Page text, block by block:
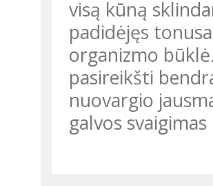
visą kūną
padidėjęs
organizmo
pasireikšti
nuovargio
galvos